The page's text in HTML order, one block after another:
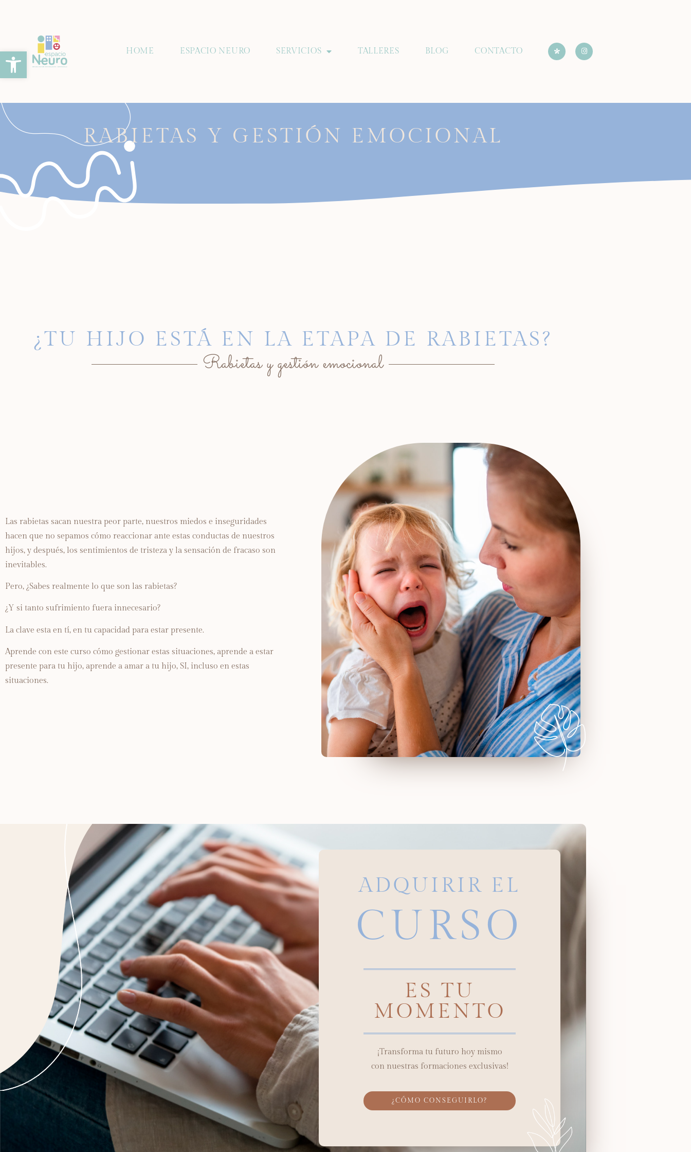
Abrir barra de herramientas HOME ESPACIO NEURO SERVICIOS TALLERES BLOG CONTACTO
RABIETAS Y GESTIÓN EMOCIONAL
¿TU HIJO ESTÁ EN LA ETAPA DE RABIETAS?
Rabietas y gestión emocional
Las rabietas sacan nuestra peor parte, nuestros miedos e inseguridades
hacen que no sepamos cómo reaccionar ante estas conductas de nuestros
hijos, y después, los sentimientos de tristeza y la sensación de fracaso son
inevitables.
Pero, ¿Sabes realmente lo que son las rabietas?
¿Y si tanto sufrimiento fuera innecesario?
La clave esta en tí, en tu capacidad para estar presente.
Aprende con este curso cómo gestionar estas situaciones, aprende a estar
presente para tu hijo, aprende a amar a tu hijo, SI, incluso en estas
situaciones.
ADQUIRIR EL
CURSO
ES TU
MOMENTO
¡Transforma tu futuro hoy mismo
con nuestras formaciones exclusivas!
¿CÓMO CONSEGUIRLO?